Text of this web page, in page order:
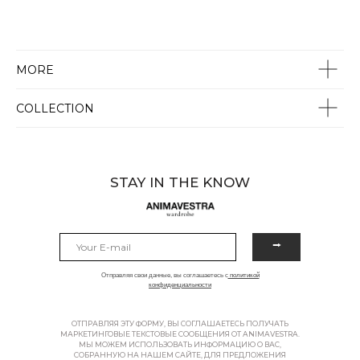
MORE
COLLECTION
⭢
Отправляя свои данные, вы соглашаетесь сполитикой
конфиденциальности
STAY IN THE KNOW
ОТПРАВЛЯЯ ЭТУ ФОРМУ, ВЫ СОГЛАШАЕТЕСЬ ПОЛУЧАТЬ
МАРКЕТИНГОВЫЕ ТЕКСТОВЫЕ СООБЩЕНИЯ ОТ ANIMAVESTRA.
МЫ МОЖЕМ ИСПОЛЬЗОВАТЬ ИНФОРМАЦИЮ О ВАС,
СОБРАННУЮ НА НАШЕМ САЙТЕ, ДЛЯ ПРЕДЛОЖЕНИЯ